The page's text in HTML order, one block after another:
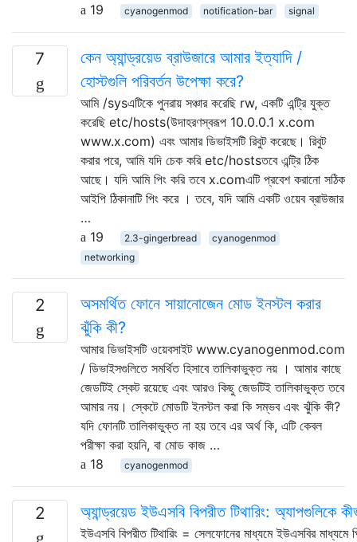
19
cyanogenmod notification-bar signal
7
কেন অ্যান্ড্রয়েড ব্রাউজারে আমার ইত্যাদি /
হোস্টগুলি পরিবর্তন উপেক্ষা করে?
আমি /sysএটিকে পুনরায় সঞ্চার করেছি rw, একটি এন্ট্রি যুক্ত
করেছি etc/hosts(উদাহরণস্বরূপ 10.0.0.1 x.com
www.x.com) এবং আমার ডিভাইসটি রিবুট করেছে। রিবুট
করার পরে, আমি যদি চেক করি etc/hostsতবে এন্ট্রি ঠিক
আছে। যদি আমি পিং করি তবে x.comএটি প্রবেশ করানো সঠিক
আইপি ঠিকানাটি পিং করে । তবে, যদি আমি একটি ওয়েব ব্রাউজার
…
19
2.3-gingerbread
cyanogenmod
networking
2
অসমর্থিত ফোনে সায়ানোজেন মোড ইনস্টল করার
ঝুঁকি কী?
আমার ডিভাইসটি ওয়েবসাইট www.cyanogenmod.com
/ ডিভাইসগুলিতে সমর্থিত হিসাবে তালিকাভুক্ত নয় । আমার কাছে
জেডটিই স্কেট রয়েছে এবং আরও কিছু জেডটিই তালিকাভুক্ত তবে
আমার নয়। স্কেটে মোডটি ইনস্টল করা কি সম্ভব এবং ঝুঁকি কী?
যদি ফোনটি তালিকাভুক্ত না হয় তবে এর অর্থ কি, এটি কেবল
পরীক্ষা করা হয়নি, বা মোড কাজ …
18
cyanogenmod
2 অ্যান্ড্রয়েড ইউএসবি বিপরীত টিথারিং: অ্যাপগুলিকে
ইউএসবি বিপরীত টিথারিং = সেলফোনের মাধ্যমে ইউএসবির